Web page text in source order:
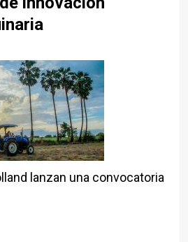
lanzan una convocatoria